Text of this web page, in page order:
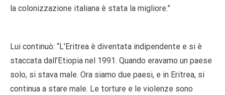
la colonizzazione italiana è stata la migliore.”
Lui continuò: “L’Eritrea è diventata indipendente e si è
staccata dall’Etiopia nel 1991. Quando eravamo un paese
solo, si stava male. Ora siamo due paesi, e in Eritrea, si
continua a stare male. Le torture e le violenze sono